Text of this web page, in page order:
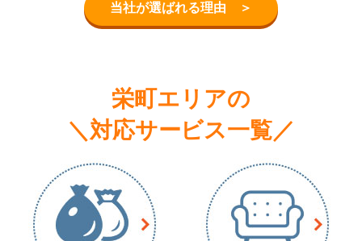
当社が選ばれる理由 ＞
栄町エリアの
＼対応サービス一覧／